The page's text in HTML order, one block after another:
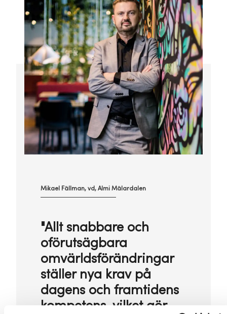
Mikael Fällman, vd, Almi Mälardalen
"Allt snabbare och
oförutsägbara
omvärldsförändringar
ställer nya krav på
dagens och framtidens
kompetens, vilket gör